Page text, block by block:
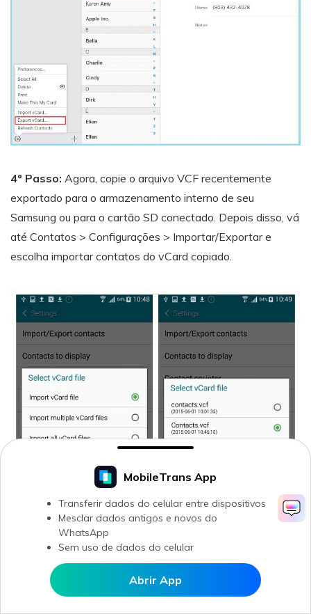
Abrir MobileTrans APP
MobileTrans App
Transferir dados do celular entre dispositivos
Mesclar dados antigos e novos do
WhatsApp
Sem uso de dados do celular
Abrir App
4º Passo: Agora, copie o arquivo VCF recentemente
exportado para o armazenamento interno de seu
Samsung ou para o cartão SD conectado. Depois disso, vá
até Contatos > Configurações > Importar/Exportar e
escolha importar contatos do vCard copiado.
Vantagens: